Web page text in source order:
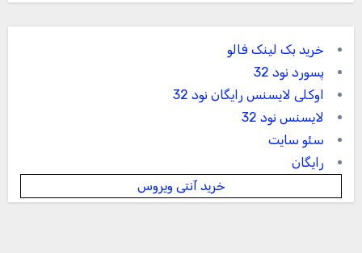
خرید بک لینک فالو
پسورد نود 32
اوکلی لایسنس رایگان نود 32
لایسنس نود 32
سئو سایت
رایگان
خرید آنتی ویروس